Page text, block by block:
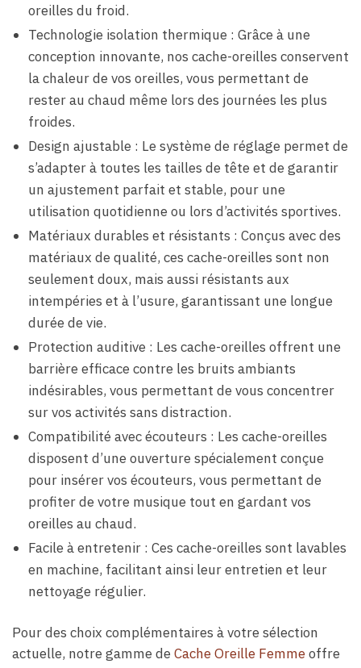
oreilles du froid.
Technologie isolation thermique : Grâce à une
conception innovante, nos cache-oreilles conservent
la chaleur de vos oreilles, vous permettant de
rester au chaud même lors des journées les plus
froides.
Design ajustable : Le système de réglage permet de
s’adapter à toutes les tailles de tête et de garantir
un ajustement parfait et stable, pour une
utilisation quotidienne ou lors d’activités sportives.
Matériaux durables et résistants : Conçus avec des
matériaux de qualité, ces cache-oreilles sont non
seulement doux, mais aussi résistants aux
intempéries et à l’usure, garantissant une longue
durée de vie.
Protection auditive : Les cache-oreilles offrent une
barrière efficace contre les bruits ambiants
indésirables, vous permettant de vous concentrer
sur vos activités sans distraction.
Compatibilité avec écouteurs : Les cache-oreilles
disposent d’une ouverture spécialement conçue
pour insérer vos écouteurs, vous permettant de
profiter de votre musique tout en gardant vos
oreilles au chaud.
Facile à entretenir : Ces cache-oreilles sont lavables
en machine, facilitant ainsi leur entretien et leur
nettoyage régulier.
Pour des choix complémentaires à votre sélection
actuelle, notre gamme deCache Oreille Femmeoffre